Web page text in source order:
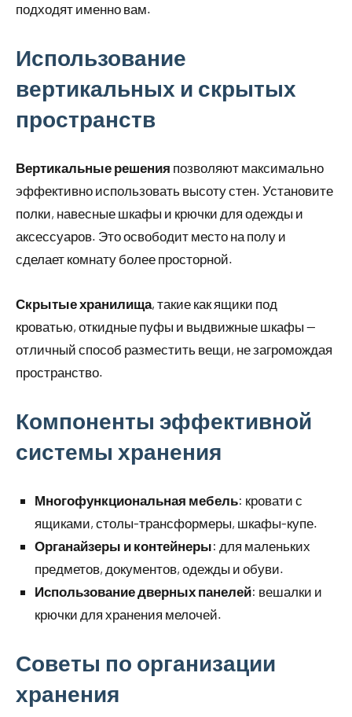
подходят именно вам.
Использование
вертикальных и скрытых
пространств
Вертикальные решения позволяют максимально
эффективно использовать высоту стен. Установите
полки, навесные шкафы и крючки для одежды и
аксессуаров. Это освободит место на полу и
сделает комнату более просторной.
Скрытые хранилища, такие как ящики под
кроватью, откидные пуфы и выдвижные шкафы —
отличный способ разместить вещи, не загромождая
пространство.
Компоненты эффективной
системы хранения
Многофункциональная мебель: кровати с
ящиками, столы-трансформеры, шкафы-купе.
Органайзеры и контейнеры: для маленьких
предметов, документов, одежды и обуви.
Использование дверных панелей: вешалки и
крючки для хранения мелочей.
Советы по организации
хранения